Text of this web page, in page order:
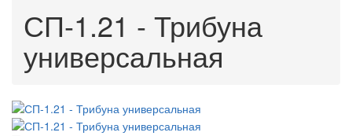
СП-1.21 - Трибуна
универсальная